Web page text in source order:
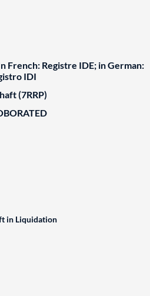
French: Registre IDE; in German:
IDI
(7RRP)
in Liquidation